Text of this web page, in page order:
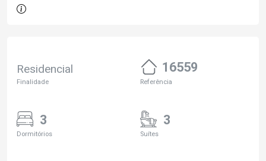
Residencial
Finalidade
16559
Referência
3
Dormitórios
3
Suítes